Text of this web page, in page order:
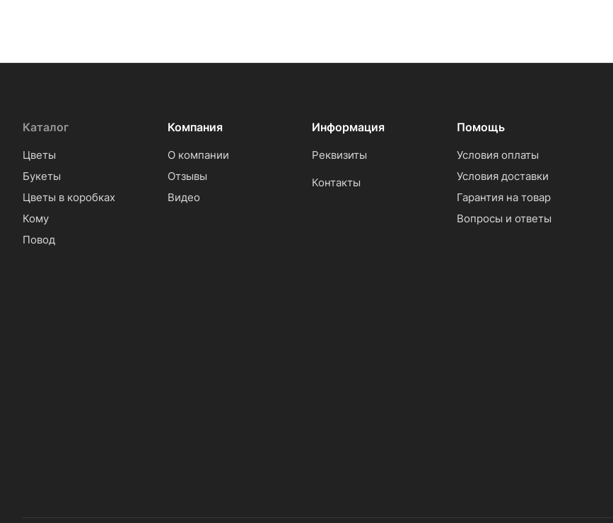
Каталог
Цветы
Букеты
Цветы в коробках
Кому
Повод
Компания
О компании
Отзывы
Видео
Информация
Реквизиты
Контакты
Помощь
Условия оплаты
Условия доставки
Гарантия на товар
Вопросы и ответы